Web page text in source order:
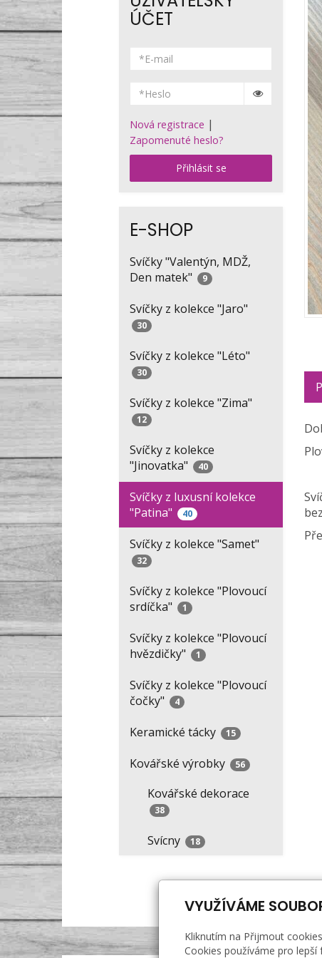
ÚČET
Nová registrace |
Zapomenuté heslo?
Přihlásit se
E-SHOP
Svíčky "Valentýn, MDŽ,
Den matek"
9
Svíčky z kolekce "Jaro"
30
Svíčky z kolekce "Léto"
30
Svíčky z kolekce "Zima"
12
Svíčky z kolekce
"Jinovatka"
40
Svíčky z luxusní kolekce
"Patina"
40
Svíčky z kolekce "Samet"
32
Svíčky z kolekce "Plovoucí
srdíčka"
1
Svíčky z kolekce "Plovoucí
hvězdičky"
1
Svíčky z kolekce "Plovoucí
čočky"
4
Keramické tácky 15
Kovářské výrobky 56
Kovářské dekorace
38
Svícny 18
VYUŽÍVÁME
Kliknutím na Přijmout
Cookies používáme pro